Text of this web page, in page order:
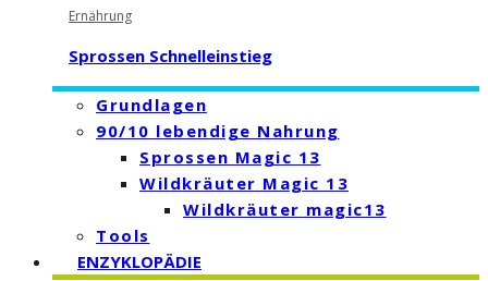
Ernährung
Sprossen Schnelleinstieg
Grundlagen
90/10 lebendige Nahrung
Sprossen Magic 13
Wildkräuter Magic 13
Wildkräuter magic13
Tools
ENZYKLOPÄDIE